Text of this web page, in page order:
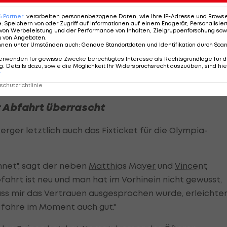
Tage mein Programm genauso durchzuziehen wie
Abfahrt überrascht
letztlich auch das Fixticket für die Olympia-
sagt der neben Matthias Mayer und Vincent
ist neu und man hat im Vorhinein nicht gewusst,
mir das Vertrauen ausgesprochen wurde,
im Moment auch gut."
Partner verarbeiten personenbezogene Daten, wie Ihre IP-Adresse und
: Speichern von oder Zugriff auf Informationen auf einem Endgerät;
Werbeleistung und der Performance von Inhalten, Zielgruppenforschung
von Angeboten.
unter Umständen auch: Genaue Standortdaten und Identifikation durch
für gewisse Zwecke berechtigtes Interesse als Rechtsgrundlage für
Details dazu, sowie die Möglichkeit Ihr Widerspruchsrecht auszuüben, sind